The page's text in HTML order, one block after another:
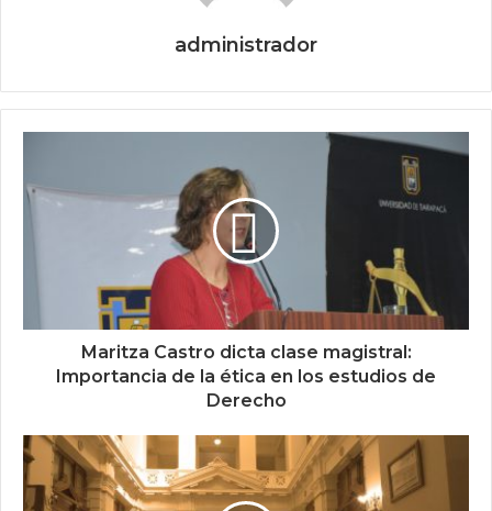
administrador
Maritza Castro dicta clase magistral:
Importancia de la ética en los estudios de
Derecho